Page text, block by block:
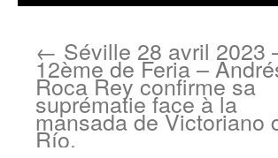
← Séville 28 avril 2023
12ème de Feria –
Roca Rey confirme sa
suprématie face à la
mansada de Victoriano
Río.